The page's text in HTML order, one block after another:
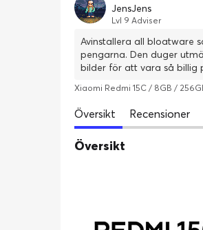
JensJens
Lvl 9 Adviser
Avinstallera all bloatware som är
pengarna. Den duger
Xiaomi Redmi 15C / 8GB /
Översikt Recensioner
Översikt